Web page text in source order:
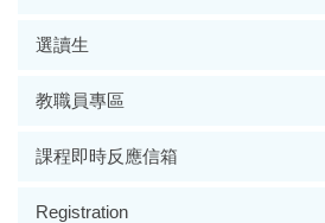
選讀生
教職員專區
課程即時反應信箱
Registration